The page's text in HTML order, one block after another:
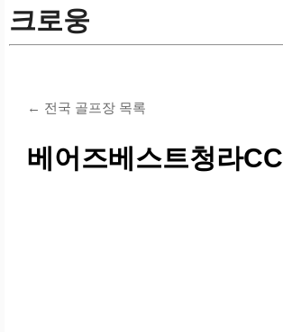
크로웅
← 전국 골프장 목록
베어즈베스트청라CC